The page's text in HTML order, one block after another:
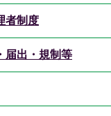
者制度
届出・規制等